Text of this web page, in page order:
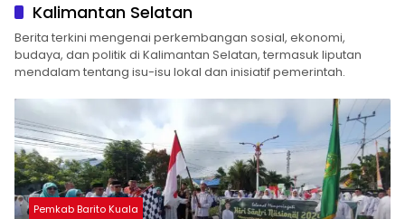
Kalimantan Selatan
Berita terkini mengenai perkembangan sosial, ekonomi,
budaya, dan politik di Kalimantan Selatan, termasuk liputan
mendalam tentang isu-isu lokal dan inisiatif pemerintah.
Pemkab Barito Kuala